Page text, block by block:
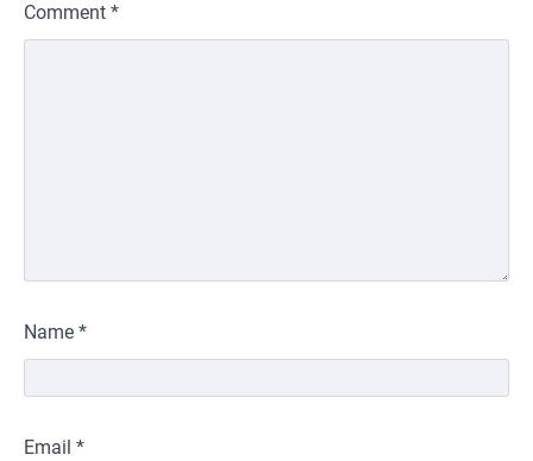
Comment *
Name *
Email *